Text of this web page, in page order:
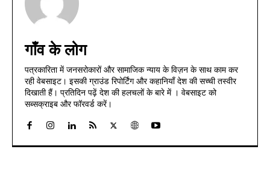
गाँव के लोग
पत्रकारिता में जनसरोकारों और सामाजिक न्याय के विज़न के साथ काम कर
रही वेबसाइट। इसकी ग्राउंड रिपोर्टिंग और कहानियाँ देश की सच्ची तस्वीर
दिखाती हैं। प्रतिदिन पढ़ें देश की हलचलों के बारे में । वेबसाइट को
सब्सक्राइब और फॉरवर्ड करें।